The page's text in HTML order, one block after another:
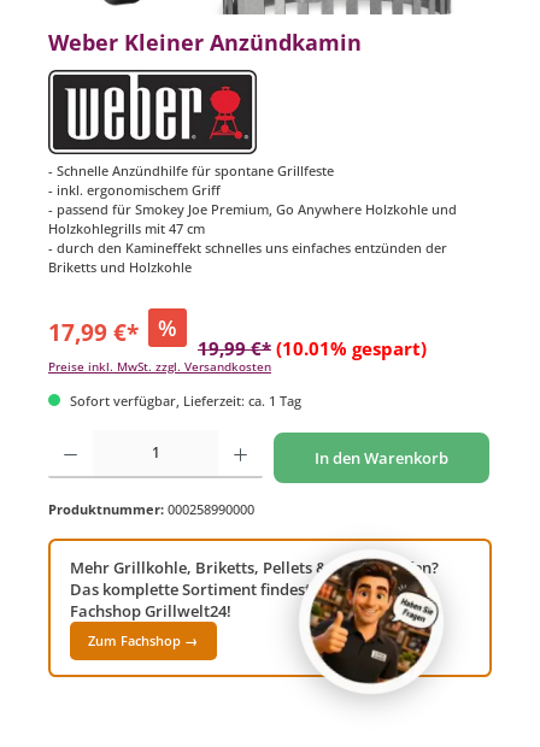
Weber Kleiner Anzündkamin
- Schnelle Anzündhilfe für spontane Grillfeste
- inkl. ergonomischem Griff
- passend für Smokey Joe Premium, Go Anywhere Holzkohle und
Holzkohlegrills mit 47 cm
- durch den Kamineffekt schnelles uns einfaches entzünden der
Briketts und Holzkohle
17,99 €* %
19,99 €* (10.01% gespart)
Preise inkl. MwSt. zzgl. Versandkosten
Sofort verfügbar, Lieferzeit: ca. 1 Tag
Produkt Anzahl: Gib den gewünschten Wert ein oder benutze die Schaltflächen um
In den Warenkorb
Produktnummer: 000258990000
Mehr Grillkohle, Briketts, Pellets & Anzündhilfen?
Das komplette Sortiment findest du in unserem
Fachshop Grillwelt24!
Zum Fachshop →